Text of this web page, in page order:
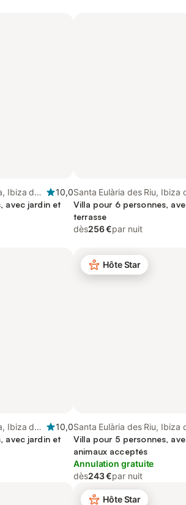
Ibiza du
10,0
avec jardin et
Santa Eulària des Riu, Ibiza
Villa pour 6 personnes,
terrasse
dès256 €par nuit
Ibiza du
10,0
avec jardin et
Hôte Star
Santa Eulària des Riu, Ibiza
Villa pour 5 personnes,
animaux acceptés
Annulation gratuite
dès243 €par nuit
Hôte Star